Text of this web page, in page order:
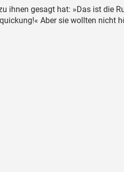
ihnen gesagt hat: »Das ist die
Aber sie wollten nicht